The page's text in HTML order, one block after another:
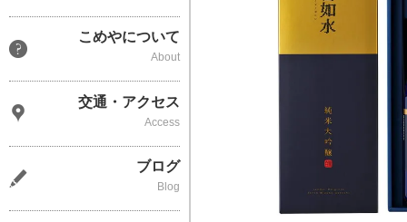
こめやについて
About
交通・アクセス
Access
ブログ
Blog